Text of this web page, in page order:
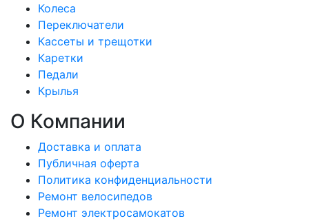
Колеса
Переключатели
Кассеты и трещотки
Каретки
Педали
Крылья
О Компании
Доставка и оплата
Публичная оферта
Политика конфиденциальности
Ремонт велосипедов
Ремонт электросамокатов